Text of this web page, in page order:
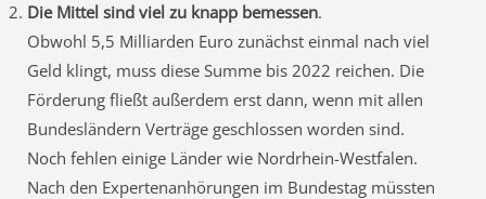
Die Mittel sind viel zu knapp bemessen.
Obwohl 5,5 Milliarden Euro zunächst einmal nach viel
Geld klingt, muss diese Summe bis 2022 reichen. Die
Förderung fließt außerdem erst dann, wenn mit allen
Bundesländern Verträge geschlossen worden sind.
Noch fehlen einige Länder wie Nordrhein-Westfalen.
Nach den Expertenanhörungen im Bundestag müssten